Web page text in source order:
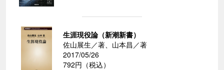
生涯現役論（新潮新書）
佐山展生／著、山本昌／著
2017/05/26
792円（税込）